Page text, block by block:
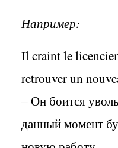
Например:
Ilcraintle
retrouverun
– Он боится
данный момент